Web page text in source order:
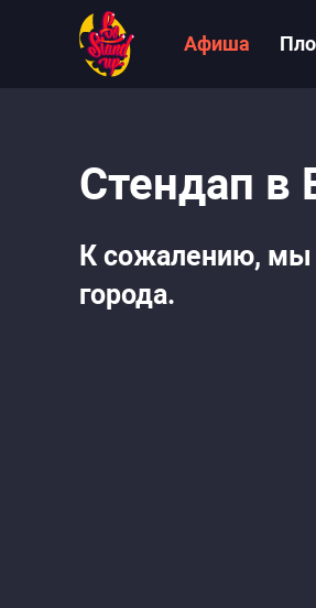
Афиша
Стендап в
К сожалению, мы
города.